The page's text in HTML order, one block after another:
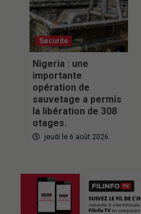
Securite
Nigeria : une
importante
opération de
sauvetage a permis
la libération de 308
otages.
jeudi le 6 août 2026